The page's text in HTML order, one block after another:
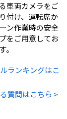
車両カメラをご
付け、運転席か
ン作業時の安全
をご用意してお
。
ランキングはこ
質問はこちら >